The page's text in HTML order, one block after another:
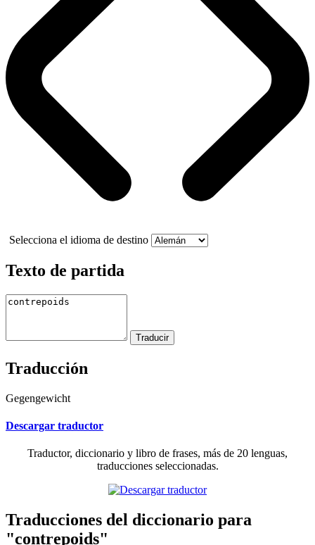
Selecciona el idioma de destino
Texto de partida
Traducción
Gegengewicht
Descargar traductor
Traductor, diccionario y libro de frases, más de 20 lenguas,
traducciones seleccionadas.
Traducciones del diccionario para
"contrepoids"